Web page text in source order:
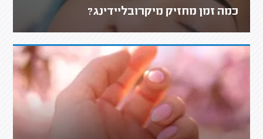
כמה זמן מחזיק מיקרובליידינג?